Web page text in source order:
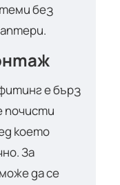
без
е бърз
почисти
което
За
да се